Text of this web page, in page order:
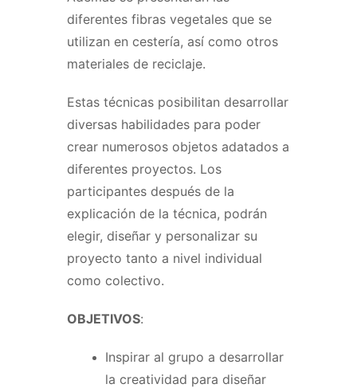
diferentes fibras vegetales que se
utilizan en cestería, así como otros
materiales de reciclaje.
Estas técnicas posibilitan desarrollar
diversas habilidades para poder
crear numerosos objetos adatados a
diferentes proyectos. Los
participantes después de la
explicación de la técnica, podrán
elegir, diseñar y personalizar su
proyecto tanto a nivel individual
como colectivo.
OBJETIVOS:
Inspirar al grupo a desarrollar
la creatividad para diseñar